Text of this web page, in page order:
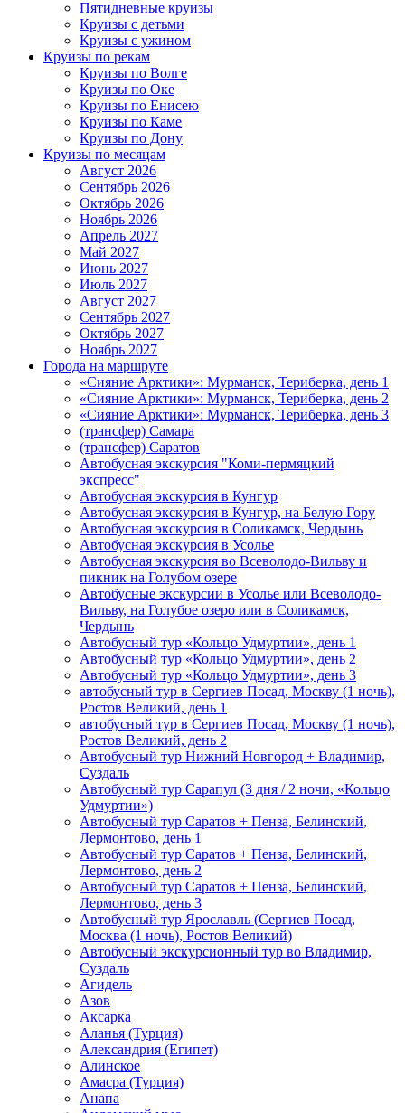
Пятидневные круизы
Круизы с детьми
Круизы с ужином
Круизы по рекам
Круизы по Волге
Круизы по Оке
Круизы по Енисею
Круизы по Каме
Круизы по Дону
Круизы по месяцам
Август 2026
Сентябрь 2026
Октябрь 2026
Ноябрь 2026
Апрель 2027
Май 2027
Июнь 2027
Июль 2027
Август 2027
Сентябрь 2027
Октябрь 2027
Ноябрь 2027
Города на маршруте
«Сияние Арктики»: Мурманск, Териберка, день 1
«Сияние Арктики»: Мурманск, Териберка, день 2
«Сияние Арктики»: Мурманск, Териберка, день 3
(трансфер) Самара
(трансфер) Саратов
Автобусная экскурсия "Коми-пермяцкий
экспресс"
Автобусная экскурсия в Кунгур
Автобусная экскурсия в Кунгур, на Белую Гору
Автобусная экскурсия в Соликамск, Чердынь
Автобусная экскурсия в Усолье
Автобусная экскурсия во Всеволодо-Вильву и
пикник на Голубом озере
Автобусные экскурсии в Усолье или Всеволодо-
Вильву, на Голубое озеро или в Соликамск,
Чердынь
Автобусный тур «Кольцо Удмуртии», день 1
Автобусный тур «Кольцо Удмуртии», день 2
Автобусный тур «Кольцо Удмуртии», день 3
автобусный тур в Сергиев Посад, Москву (1 ночь),
Ростов Великий, день 1
автобусный тур в Сергиев Посад, Москву (1 ночь),
Ростов Великий, день 2
Автобусный тур Нижний Новгород + Владимир,
Суздаль
Автобусный тур Сарапул (3 дня / 2 ночи, «Кольцо
Удмуртии»)
Автобусный тур Саратов + Пенза, Белинский,
Лермонтово, день 1
Автобусный тур Саратов + Пенза, Белинский,
Лермонтово, день 2
Автобусный тур Саратов + Пенза, Белинский,
Лермонтово, день 3
Автобусный тур Ярославль (Сергиев Посад,
Москва (1 ночь), Ростов Великий)
Автобусный экскурсионный тур во Владимир,
Суздаль
Агидель
Азов
Аксарка
Аланья (Турция)
Александрия (Египет)
Алинское
Амасра (Турция)
Анапа